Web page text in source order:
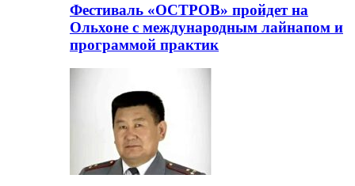
Фестиваль «ОСТРОВ» пройдет на
Ольхоне с международным лайнапом и
программой практик